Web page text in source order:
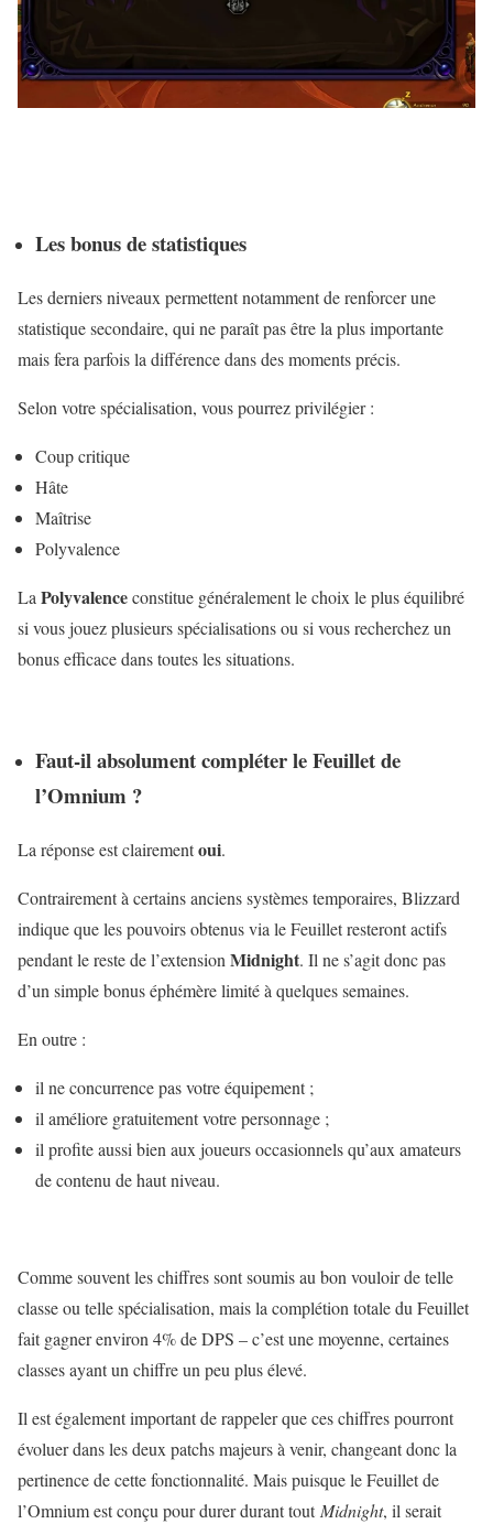
Les bonus de statistiques
Les derniers niveaux permettent notamment de renforcer une
statistique secondaire, qui ne paraît pas être la plus importante
mais fera parfois la différence dans des moments précis.
Selon votre spécialisation, vous pourrez privilégier :
Coup critique
Hâte
Maîtrise
Polyvalence
La Polyvalenceconstitue généralement le choix le plus équilibré
si vous jouez plusieurs spécialisations ou si vous recherchez un
bonus efficace dans toutes les situations.
Faut-il absolument compléter le Feuillet de
l’Omnium ?
La réponse est clairementoui.
Contrairement à certains anciens systèmes temporaires, Blizzard
indique que les pouvoirs obtenus via le Feuillet resteront actifs
pendant le reste de l’extension Midnight. Il ne s’agit donc pas
d’un simple bonus éphémère limité à quelques semaines.
En outre :
il ne concurrence pas votre équipement ;
il améliore gratuitement votre personnage ;
il profite aussi bien aux joueurs occasionnels qu’aux amateurs
de contenu de haut niveau.
Comme souvent les chiffres sont soumis au bon vouloir de telle
classe ou telle spécialisation, mais la complétion totale du Feuillet
fait gagner environ 4% de DPS – c’est une moyenne, certaines
classes ayant un chiffre un peu plus élevé.
Il est également important de rappeler que ces chiffres pourront
évoluer dans les deux patchs majeurs à venir, changeant donc la
pertinence de cette fonctionnalité. Mais puisque le Feuillet de
l’Omnium est conçu pour durer durant tout Midnight, il serait